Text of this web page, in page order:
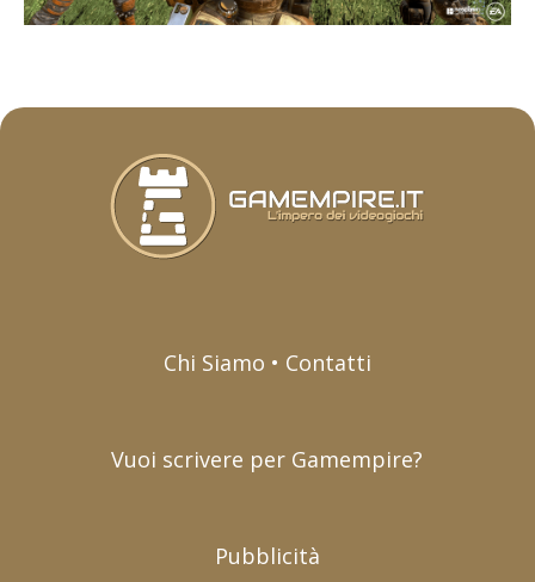
Chi Siamo • Contatti
Vuoi scrivere per Gamempire?
Pubblicità